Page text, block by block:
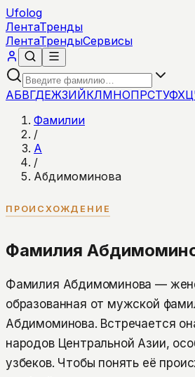
Ufolog
ЛентаТренды
ЛентаТрендыСервисы
АБВГДЕЖЗИЙКЛМНОПРСТУФХЦ
Фамилии
/
А
/
Абдимоминова
ПРОИСХОЖДЕНИЕ
Фамилия
Фамилия Абдимоминова —
образованная от мужской
Абдимоминова. Встречается
народов Центральной Азии,
узбеков. Чтобы понять её